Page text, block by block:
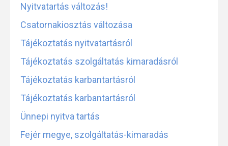
Nyitvatartás változás!
Csatornakiosztás változása
Tájékoztatás nyitvatartásról
Tájékoztatás szolgáltatás kimaradásról
Tájékoztatás karbantartásról
Tájékoztatás karbantartásról
Ünnepi nyitva tartás
Fejér megye, szolgáltatás-kimaradás